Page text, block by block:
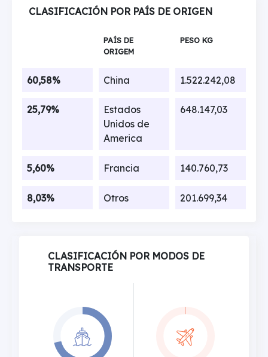
CLASIFICACIÓN POR PAÍS DE ORIGEN
PAÍS DE
ORIGEM
PESO KG
60,58% China 1.522.242,08
25,79%
Estados
Unidos de
America
648.147,03
5,60% Francia 140.760,73
8,03% Otros 201.699,34
CLASIFICACIÓN POR MODOS DE
TRANSPORTE